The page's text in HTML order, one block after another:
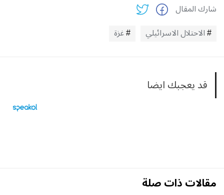
شارك المقال
الاحتلال الاسرائيلي
غزة
قد يعجبك ايضا
مقالات ذات صلة